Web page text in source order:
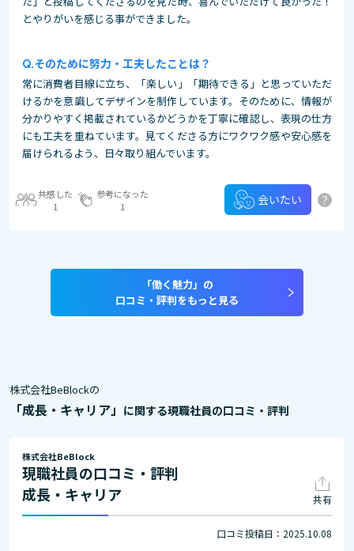
とやりがいを感じる事ができました。
そのために努力・工夫したことは？
常に消費者目線に立ち、「楽しい」「期待できる」と思っていただ
けるかを意識してデザインを制作しています。そのために、情報が
分かりやすく掲載されているかどうかを丁寧に確認し、表現の仕方
にも工夫を重ねています。見てくださる方にワクワク感や安心感を
届けられるよう、日々取り組んでいます。
共感した
1
参考になった
1
会いたい ?
「働く魅力」の
口コミ・評判をもっと見る
株式会社BeBlockの
「成長・キャリア」 に関する現職社員の口コミ・評判
株式会社BeBlock
現職社員の口コミ・評判
成長・キャリア
共有
口コミ投稿日：2025.10.08